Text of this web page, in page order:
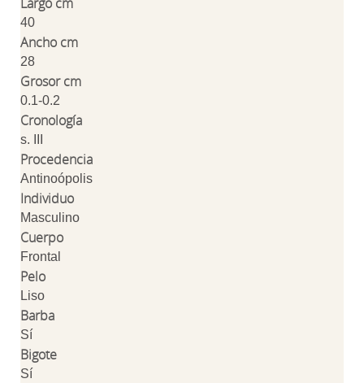
40
Ancho cm
28
Grosor cm
0.1-0.2
Cronología
s. III
Procedencia
Antinoópolis
Individuo
Masculino
Cuerpo
Frontal
Pelo
Liso
Barba
Sí
Bigote
Sí